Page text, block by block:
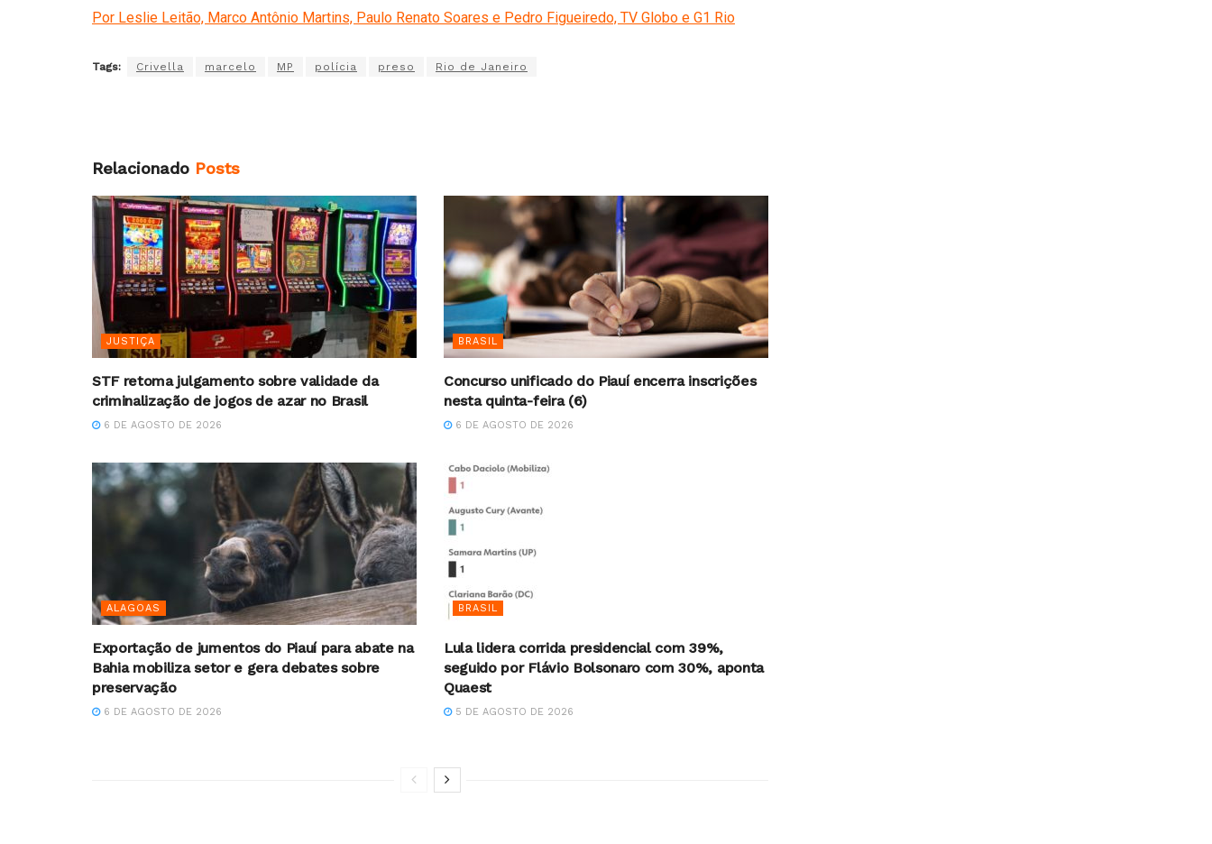
Por Leslie Leitão, Marco Antônio Martins, Paulo Renato Soares e Pedro Figueiredo, TV Globo e G1 Rio
Tags: Crivella marcelo MP polícia preso Rio de Janeiro
Relacionado Posts
JUSTIÇA
STF retoma julgamento sobre validade da
criminalização de jogos de azar no Brasil
6 DE AGOSTO DE 2026
BRASIL
Concurso unificado do Piauí encerra inscrições
nesta quinta-feira (6)
6 DE AGOSTO DE 2026
ALAGOAS
Exportação de jumentos do Piauí para abate na
Bahia mobiliza setor e gera debates sobre
preservação
6 DE AGOSTO DE 2026
BRASIL
Lula lidera corrida presidencial com 39%,
seguido por Flávio Bolsonaro com 30%, aponta
Quaest
5 DE AGOSTO DE 2026